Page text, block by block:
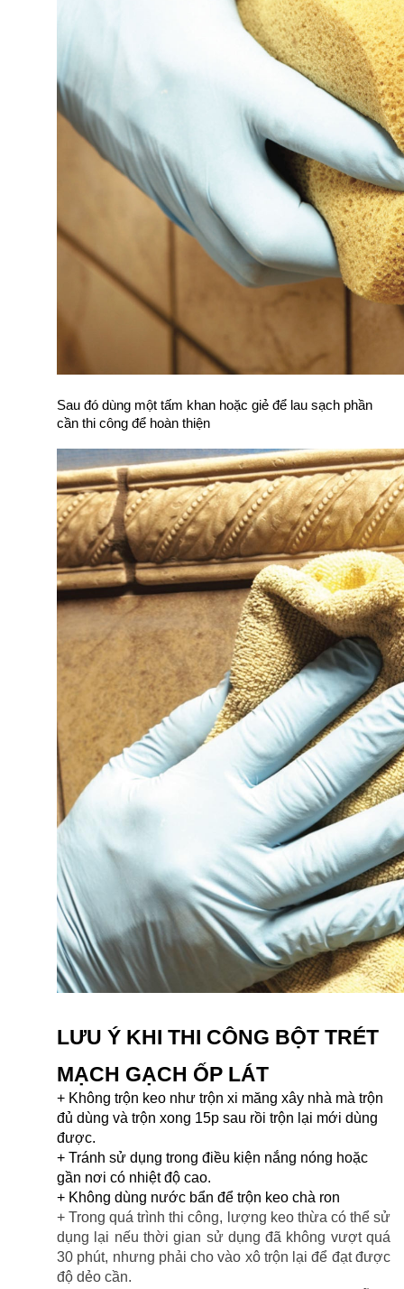
Sau đó dùng một tấm khan hoặc giẻ để lau sạch phần
cần thi công để hoàn thiện
LƯU Ý KHI THI CÔNG BỘT TRÉT
MẠCH GẠCH ỐP LÁT
+ Không trộn keo như trộn xi măng xây nhà mà trộn
đủ dùng và trộn xong 15p sau rồi trộn lại mới dùng
được.
+ Tránh sử dụng trong điều kiện nắng nóng hoặc
gần nơi có nhiệt độ cao.
+ Không dùng nước bẩn để trộn keo chà ron
+ Trong quá trình thi công, lượng keo thừa có thể sử
dụng lại nếu thời gian sử dụng đã không vượt quá
30 phút, nhưng phải cho vào xô trộn lại để đạt được
độ dẻo cần.